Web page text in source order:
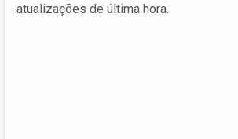
atualizações de última hora.